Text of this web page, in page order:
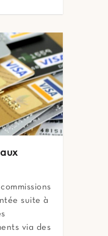
suite à
via des